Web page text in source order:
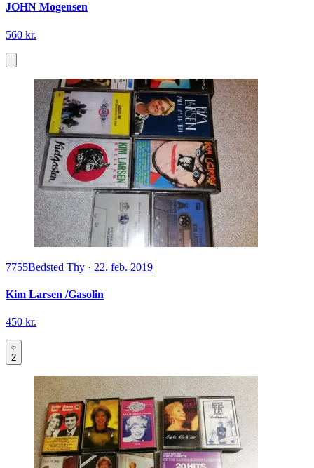
JOHN Mogensen
560 kr.
7755Bedsted Thy · 22. feb. 2019
Kim Larsen /Gasolin
450 kr.
2